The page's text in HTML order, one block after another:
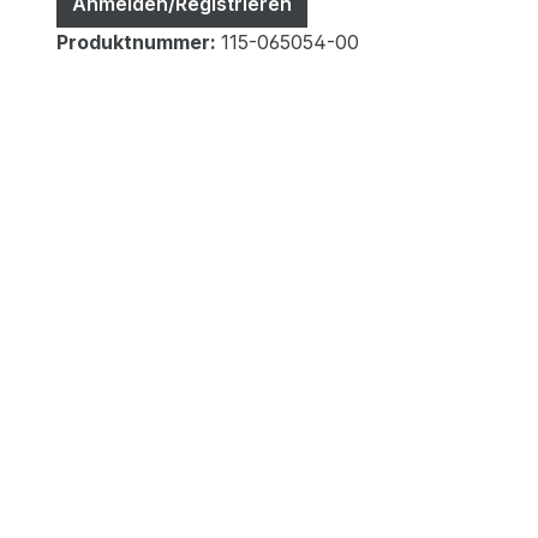
Produktnummer: 115-065054-00